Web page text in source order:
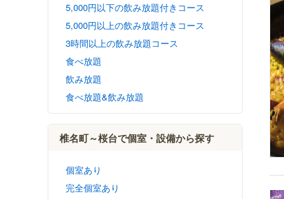
5,000円以下の飲み放題付きコース
5,000円以上の飲み放題付きコース
3時間以上の飲み放題コース
食べ放題
飲み放題
食べ放題&飲み放題
椎名町～桜台で個室・設備から探す
個室あり
完全個室あり